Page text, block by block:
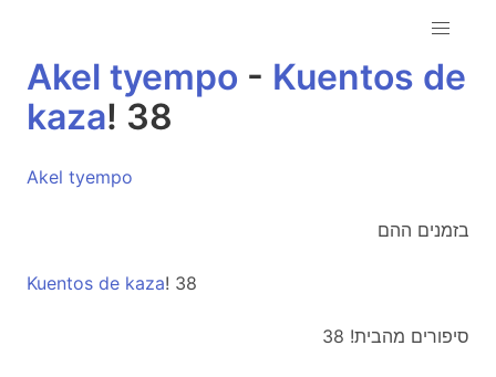
Akel tyempo - Kuentos de
kaza! 38
Akel tyempo
בזמנים ההם
Kuentos de kaza! 38
סיפורים מהבית! 38